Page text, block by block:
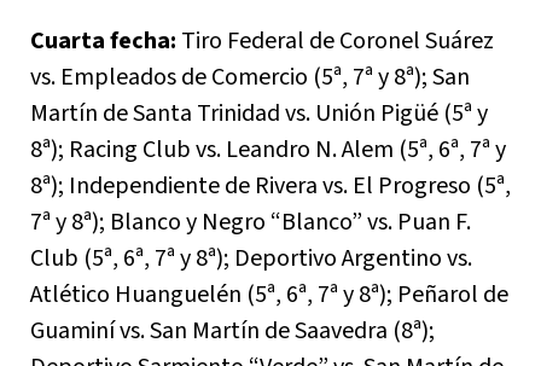
Cuarta fecha: Tiro Federal de Coronel Suárez
vs. Empleados de Comercio (5ª, 7ª y 8ª); San
Martín de Santa Trinidad vs. Unión Pigüé (5ª y
8ª); Racing Club vs. Leandro N. Alem (5ª, 6ª, 7ª y
8ª); Independiente de Rivera vs. El Progreso (5ª,
7ª y 8ª); Blanco y Negro “Blanco” vs. Puan F.
Club (5ª, 6ª, 7ª y 8ª); Deportivo Argentino vs.
Atlético Huanguelén (5ª, 6ª, 7ª y 8ª); Peñarol de
Guaminí vs. San Martín de Saavedra (8ª);